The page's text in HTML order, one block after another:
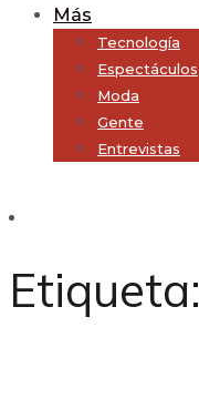
Más
Tecnología
Espectáculos
Moda
Gente
Entrevistas
Etiqueta: